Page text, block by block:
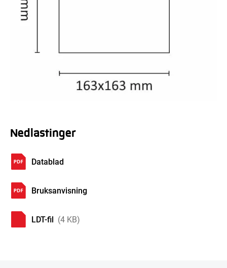
Nedlastinger
Datablad
Bruksanvisning
LDT-fil (4 KB)